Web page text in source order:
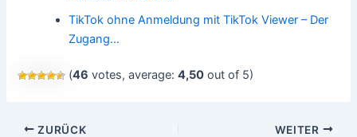
TikTok ohne Anmeldung mit TikTok Viewer – Der
Zugang…
(46 votes, average:4,50 out of 5)
Beitragsnavigation
ZURÜCK WEITER